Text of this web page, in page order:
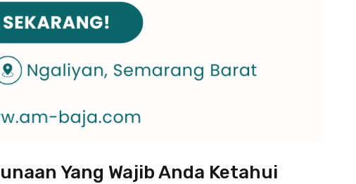
Yang Wajib Anda Ketahui